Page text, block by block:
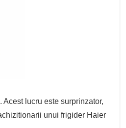
lucru este surprinzator,
unui frigider Haier